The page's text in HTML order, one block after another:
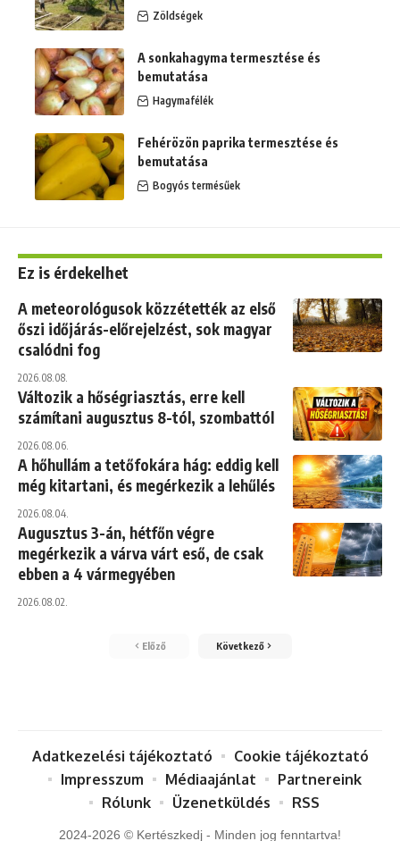
Zöldségek
A sonkahagyma termesztése és
bemutatása
Hagymafélék
Fehérözön paprika termesztése és
bemutatása
Bogyós termésűek
Ez is érdekelhet
A meteorológusok közzétették az első
őszi időjárás-előrejelzést, sok magyar
csalódni fog
2026.08.08.
Változik a hőségriasztás, erre kell
számítani augusztus 8-tól, szombattól
2026.08.06.
A hőhullám a tetőfokára hág: eddig kell
még kitartani, és megérkezik a lehűlés
2026.08.04.
Augusztus 3-án, hétfőn végre
megérkezik a várva várt eső, de csak
ebben a 4 vármegyében
2026.08.02.
Előző Következő
2024-2026 © Kertészkedj - Minden jog fenntartva!
Adatkezelési tájékoztató
Cookie tájékoztató
Impresszum
Médiaajánlat
Partnereink
Rólunk
Üzenetküldés RSS